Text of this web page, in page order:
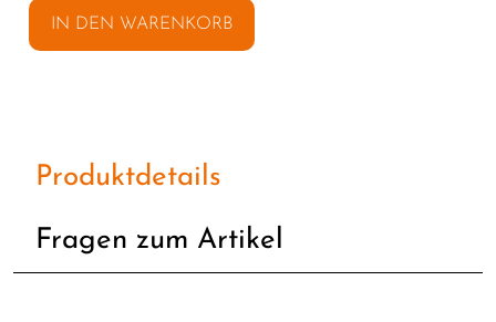
IN DEN WARENKORB
Produktdetails
Fragen zum Artikel